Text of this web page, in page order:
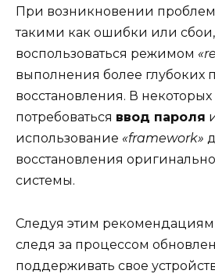
При возникновении
такими как ошибки или
воспользоваться режимом
выполнения более глубоких
восстановления. В
потребоваться ввод пароля
использование «framework»
восстановления
системы.
Следуя этим
следя за процессом
поддерживать свое